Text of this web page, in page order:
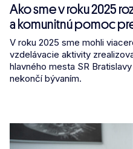
Ako sme v roku 2025
a komunitnú pomoc
V roku 2025 sme mohli
vzdelávacie aktivity
hlavného mesta SR
nekončí bývaním.